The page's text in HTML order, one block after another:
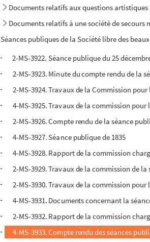
Documents relatifs aux questions
Documents relatifs à une société de secours
Séances publiques de la Société libre des
2-MS-3922. Séance publique du 25
2-MS-3923. Minute du compte rendu de la
2-MS-3924. Travaux de la Commission
4-MS-3925. Travaux de la commission
2-MS-3926. Compte rendu de la séance
4-MS-3927. Séance publique de 1835
4-MS-3928. Rapport de la commission
2-MS-3929. Travaux de la commission de la
2-MS-3930. Travaux de la commission pour
4-MS-3931. Documents concernant la
2-MS-3932. Rapport de la commission
4-MS-3933. Compte rendu des séances